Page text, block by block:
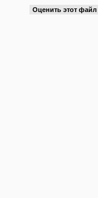
Оценить этот файл